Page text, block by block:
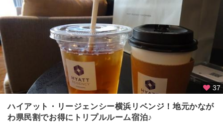
37
ハイアット・リージェンシー横浜リベンジ！地元かなが
わ県民割でお得にトリプルルーム宿泊♪